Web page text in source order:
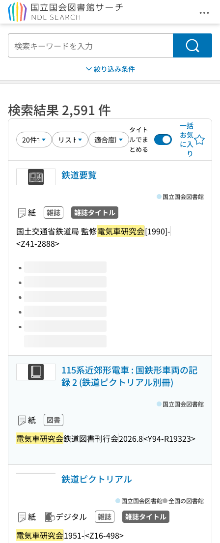
メ
検索
絞り込み条件
検索結果 2,591 件
タイト
ルでま
とめる
一括
お気
に入
り
鉄道要覧
紙 雑誌 雑誌タイトル
国土交通省鉄道局 監修電気車研究会[1990]-
<Z41-2888>
国立国会図書館
このタイトルの巻号
115系近郊形電車 : 国鉄形車両の記
録 2 (鉄道ピクトリアル別冊)
紙 図書
電気車研究会鉄道図書刊行会2026.8<Y94-R19323>
国立国会図書館
鉄道ピクトリアル
紙 デジタル 雑誌 雑誌タイトル
電気車研究会1951-<Z16-498>
国立国会図書館 全国の図書館